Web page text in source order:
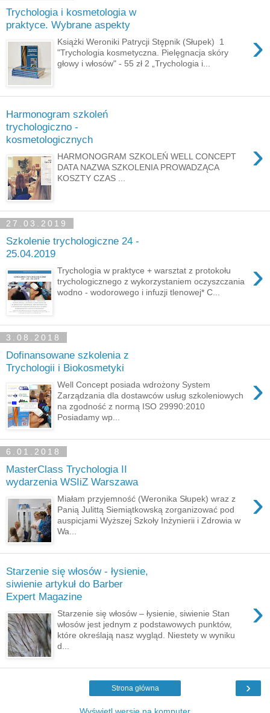
Trychologia i kosmetologia w
praktyce. Wybrane aspekty
›
Książki Weroniki Patrycji Stępnik (Słupek) 1
"Trychologia kosmetyczna. Pielęgnacja skóry
głowy i włosów" - 55 zł 2 „Trychologia i...
Harmonogram szkoleń
trychologiczno -
kosmetologicznych
›
HARMONOGRAM SZKOLEŃ WELL CONCEPT
DATA NAZWA SZKOLENIA PROWADZĄCA
KOSZTY CZAS ...
27.03.2019
Szkolenie trychologiczne 24 -
25.04.2019
›
Trychologia w praktyce + warsztat z protokołu
trychologicznego z wykorzystaniem oczyszczania
wodno - wodorowego i infuzji tlenowej* C...
3.08.2018
Dofinansowane szkolenia z
Trychologii i Biokosmetyki
›
Well Concept posiada wdrożony System
Zarządzania dla dostawców usług szkoleniowych
na zgodność z normą ISO 29990:2010
Posiadamy wp...
6.01.2018
MasterClass Trychologia II
wydarzenia WSIiZ Warszawa
›
Miałam przyjemność (Weronika Słupek) wraz z
Panią Julittą Siemiątkowską zorganizować pod
auspicjami Wyższej Szkoły Inżynierii i Zdrowia w
Wa...
Starzenie się włosów - łysienie,
siwienie artykuł do Barber
Expert Magazine
›
Starzenie się włosów – łysienie, siwienie Stan
włosów jest jednym z podstawowych punktów,
które określają nasz wygląd. Niestety w wyniku
d...
›
Strona główna